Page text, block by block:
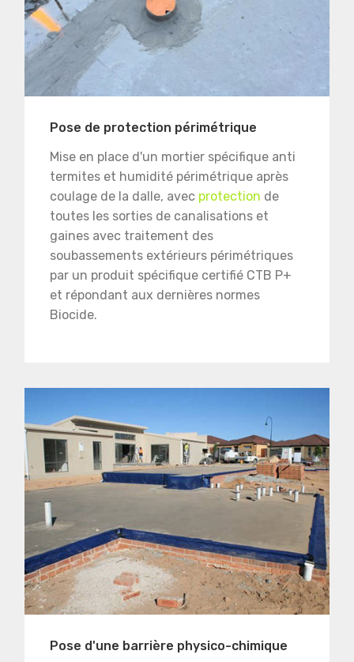
Pose de protection périmétrique
Mise en place d'un mortier spécifique anti
termites et humidité périmétrique après
coulage de la dalle, avec protection de
toutes les sorties de canalisations et
gaines avec traitement des
soubassements extérieurs périmétriques
par un produit spécifique certifié CTB P+
et répondant aux dernières normes
Biocide.
Pose d'une barrière physico-chimique